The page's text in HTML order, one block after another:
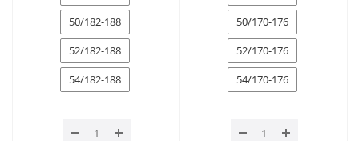
50/182-188
52/182-188
54/182-188
50/170-176
52/170-176
54/170-176